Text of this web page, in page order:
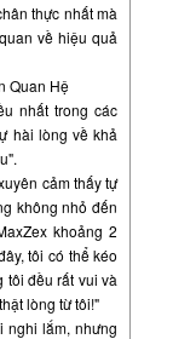
thực nhất mà
về hiệu quả
Quan Hệ
nhất trong các
hài lòng về khả
cảm thấy tự
không nhỏ đến
khoảng 2
tôi có thể kéo
tôi đều rất vui và
lòng từ tôi!"
nghi lắm, nhưng